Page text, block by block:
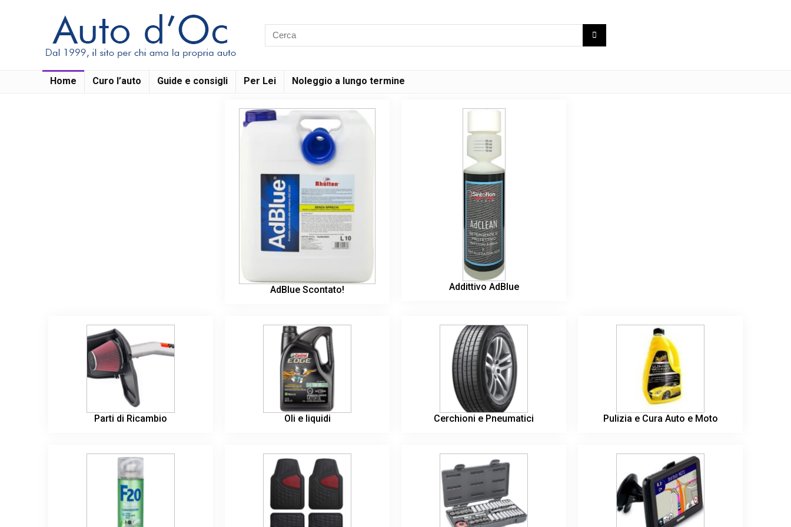
Home Curo l’auto Guide e consigli Per Lei Noleggio a lungo termine
AdBlue Scontato! Addittivo AdBlue
Parti di Ricambio Oli e liquidi Cerchioni e Pneumatici Pulizia e Cura Auto e Moto